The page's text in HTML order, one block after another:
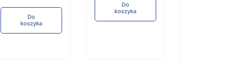
Do
koszyka
Do
koszyka